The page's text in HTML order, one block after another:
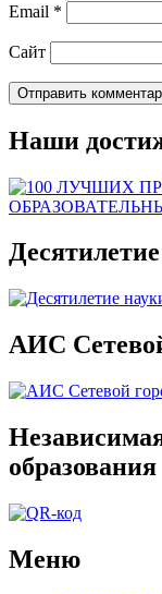
Email *
Сайт
Наши
АИС
образования
Меню